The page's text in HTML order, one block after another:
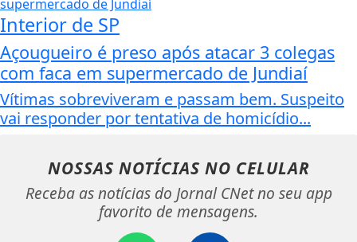
Interior de SP
Açougueiro é preso após atacar 3 colegas
com faca em supermercado de Jundiaí
Vítimas sobreviveram e passam bem. Suspeito
vai responder por tentativa de homicídio...
NOSSAS NOTÍCIAS NO CELULAR
Receba as notícias do Jornal CNet no seu app
favorito de mensagens.